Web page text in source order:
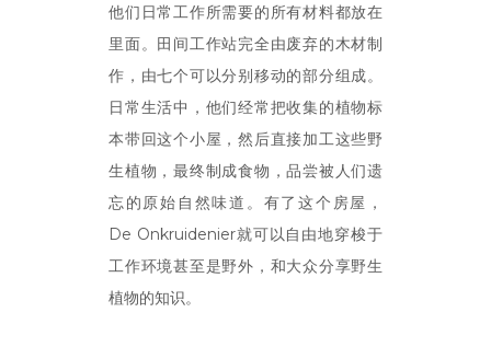
他们日常工作所需要的所有材料都放在
里面。田间工作站完全由废弃的木材制
作，由七个可以分别移动的部分组成。
日常生活中，他们经常把收集的植物标
本带回这个小屋，然后直接加工这些野
生植物，最终制成食物，品尝被人们遗
忘的原始自然味道。有了这个房屋，
De Onkruidenier就可以自由地穿梭于
工作环境甚至是野外，和大众分享野生
植物的知识。